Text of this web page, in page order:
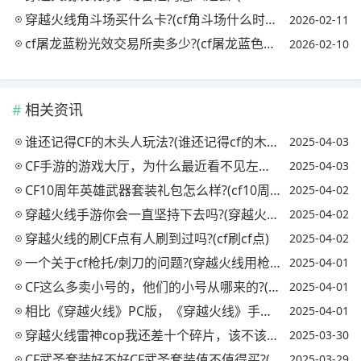
穿越火线角斗场买什么卡?(cf角斗场什么时候出的) 2026-02-11
cf屠龙蓝粉光效交易所卖多少?(cf屠龙蓝色光效) 2026-02-10
相关资讯
谁还记得CF的木头人玩法?(谁还记得cf的木头人玩法是什么) 2025-04-03
CF手游的游戏大厅，为什么最近看不见左下角的自己微信头像了?是BUG么? 2025-04-03
CF10周年英雄武器套装礼包怎么样?(cf10周年套装多少钱) 2025-04-02
穿越火线手游你会一直坚持下去吗?(穿越火线手游还能坚持几年) 2025-04-02
穿越火线的刷CF点有人刷到过吗?(cf刷cf点) 2025-04-02
一个关于cf枪托/刺刀的问题?(穿越火线用枪托算刀吗) 2025-04-01
CF这么多卖小号的，他们的小号从哪来的?(cf小号在哪里买) 2025-04-01
相比《穿越火线》PC版，《穿越火线》手游有哪些创新?(穿越火线手游vs端游) 2025-04-01
穿越火线雷神cop我还差十个碎片，该不该买这次赏金令?(cf手游雷神cop得要多少赏金等级) 2025-03-30